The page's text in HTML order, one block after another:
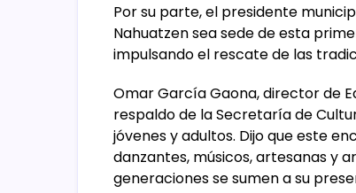
Por su parte, el presidente
Nahuatzen sea sede de esta
impulsando el rescate de las
Omar García Gaona, director de
respaldo de la Secretaría de
jóvenes y adultos. Dijo que este
danzantes, músicos, artesanas y
generaciones se sumen a su